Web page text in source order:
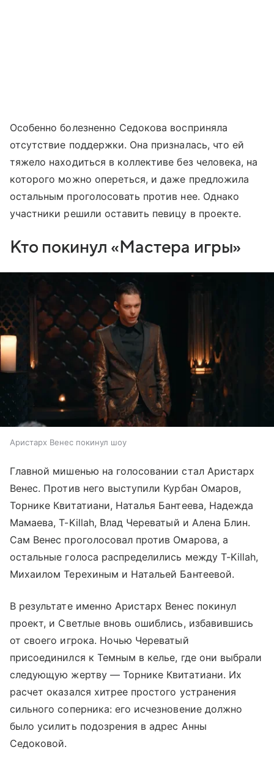
Особенно болезненно Седокова восприняла
отсутствие поддержки. Она призналась, что ей
тяжело находиться в коллективе без человека, на
которого можно опереться, и даже предложила
остальным проголосовать против нее. Однако
участники решили оставить певицу в проекте.
Кто покинул «Мастера игры»
Аристарх Венес покинул шоу
Главной мишенью на голосовании стал Аристарх
Венес. Против него выступили Курбан Омаров,
Торнике Квитатиани, Наталья Бантеева, Надежда
Мамаева, T-Killah, Влад Череватый и Алена Блин.
Сам Венес проголосовал против Омарова, а
остальные голоса распределились между T-Killah,
Михаилом Терехиным и Натальей Бантеевой.
В результате именно Аристарх Венес покинул
проект, и Светлые вновь ошиблись, избавившись
от своего игрока. Ночью Череватый
присоединился к Темным в келье, где они выбрали
следующую жертву — Торнике Квитатиани. Их
расчет оказался хитрее простого устранения
сильного соперника: его исчезновение должно
было усилить подозрения в адрес Анны
Седоковой.